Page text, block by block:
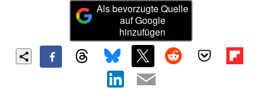
Als bevorzugte Quelle
auf Google
hinzufügen